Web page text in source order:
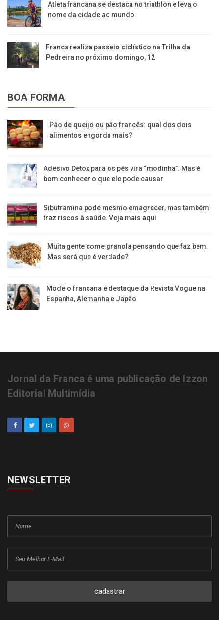
Atleta francana se destaca no triathlon e leva o
nome da cidade ao mundo
Franca realiza passeio ciclístico na Trilha da
Pedreira no próximo domingo, 12
BOA FORMA
Pão de queijo ou pão francês: qual dos dois
alimentos engorda mais?
Adesivo Detox para os pés vira “modinha”. Mas é
bom conhecer o que ele pode causar
Sibutramina pode mesmo emagrecer, mas também
traz riscos à saúde. Veja mais aqui
Muita gente come granola pensando que faz bem.
Mas será que é verdade?
Modelo francana é destaque da Revista Vogue na
Espanha, Alemanha e Japão
Jornal da Franca é uma publicação de Izzon
Editorial Multimídia
NEWSLETTER
cadastrar